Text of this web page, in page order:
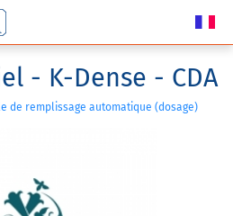
- K-Dense - CDA
de remplissage automatique (dosage)